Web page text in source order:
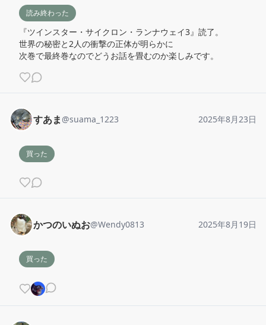
読み終わった
『ツインスター・サイクロン・ランナウェイ3』読了。
世界の秘密と2人の衝撃の正体が明らかに
次巻で最終巻なのでどうお話を畳むのか楽しみです。
すあま@suama_1223 2025年8月23日
買った
かつのいぬお@Wendy0813 2025年8月19日
買った